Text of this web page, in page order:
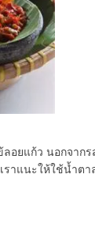
อยแก้ว นอกจาก
าแนะให้ใช้น้ำตา